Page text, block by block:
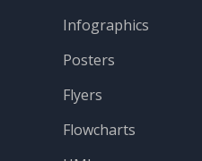
Infographics
Posters
Flyers
Flowcharts